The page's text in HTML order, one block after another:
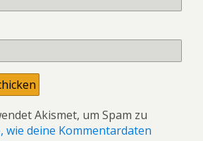
Akismet, um Spam zu
wie deine Kommentardaten